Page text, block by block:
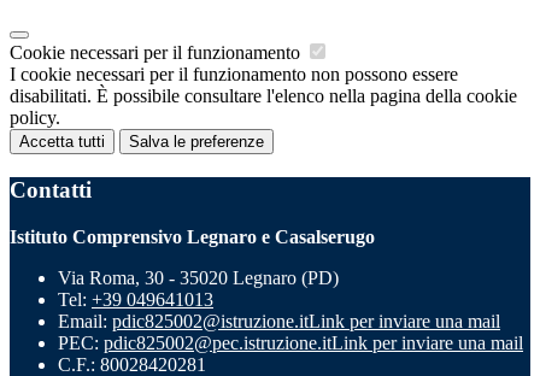
Cookie necessari per il funzionamento
I cookie necessari per il funzionamento non possono essere
disabilitati. È possibile consultare l'elenco nella pagina della cookie
policy.
Accetta tutti Salva le preferenze
Contatti
Istituto Comprensivo Legnaro e Casalserugo
Via Roma, 30 - 35020 Legnaro (PD)
Tel: +39 049641013
Email: pdic825002@istruzione.itLink per inviare una mail
PEC: pdic825002@pec.istruzione.itLink per inviare una mail
C.F.: 80028420281